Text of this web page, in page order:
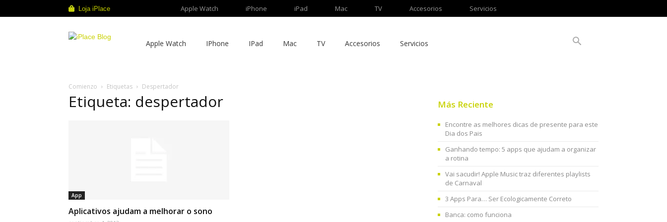
Loja iPlace Apple Watch iPhone iPad Mac TV Accesorios Servicios
Apple Watch IPhone IPad Mac TV Accesorios Servicios
Comienzo Etiquetas Despertador
Etiqueta: despertador
App
Aplicativos ajudam a melhorar o sono
Más Reciente
Encontre as melhores dicas de presente para este
Dia dos Pais
Ganhando tempo: 5 apps que ajudam a organizar
a rotina
Vai sacudir! Apple Music traz diferentes playlists
de Carnaval
3 Apps Para… Ser Ecologicamente Correto
Banca: como funciona